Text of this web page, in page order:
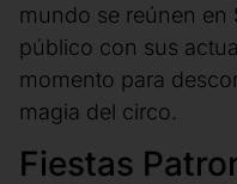
mundo se reúnen en
público con sus
momento para
magia del circo.
Fiestas